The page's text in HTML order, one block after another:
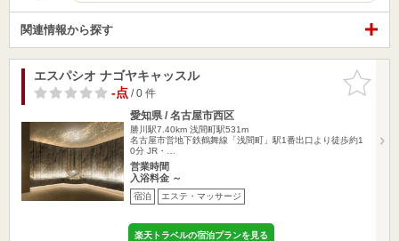
関連情報から探す
お気に入
りに追加
エスパシオ ナゴヤキャッスル
-点/ 0 件
愛知県 / 名古屋市西区
勝川駅7.40km 浅間町駅531m
名古屋市営地下鉄鶴舞線「浅間町」駅1番出口より徒歩約1
0分 JR・…
営業時間
入浴料金 ～
宿泊 エステ・マッサージ
楽天トラベルの宿泊プランを見る